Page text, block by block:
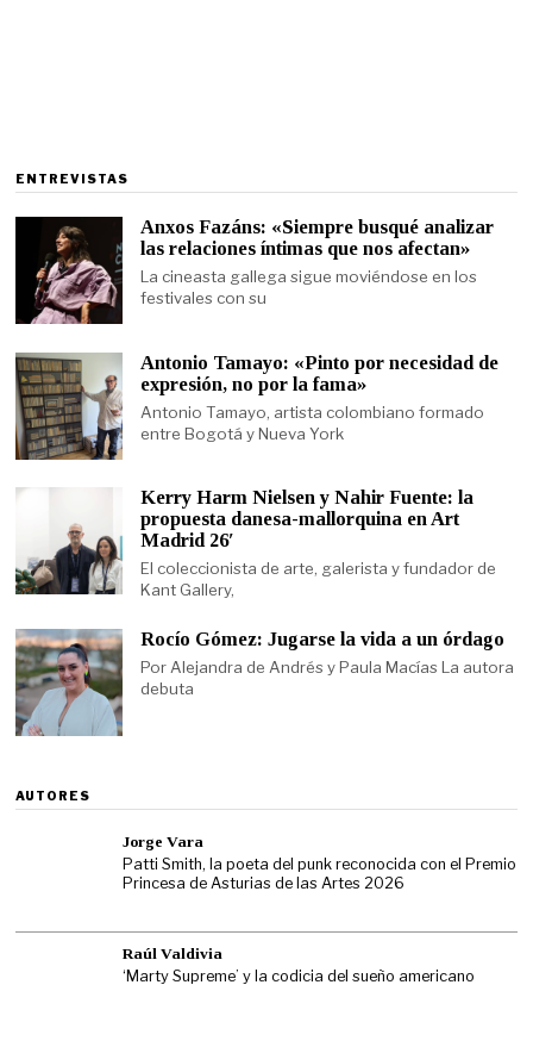
ENTREVISTAS
Anxos Fazáns: «Siempre busqué analizar
las relaciones íntimas que nos afectan»
La cineasta gallega sigue moviéndose en los
festivales con su
Antonio Tamayo: «Pinto por necesidad de
expresión, no por la fama»
Antonio Tamayo, artista colombiano formado
entre Bogotá y Nueva York
Kerry Harm Nielsen y Nahir Fuente: la
propuesta danesa-mallorquina en Art
Madrid 26′
El coleccionista de arte, galerista y fundador de
Kant Gallery,
Rocío Gómez: Jugarse la vida a un órdago
Por Alejandra de Andrés y Paula Macías La autora
debuta
AUTORES
Jorge Vara
Patti Smith, la poeta del punk reconocida con el Premio
Princesa de Asturias de las Artes 2026
Raúl Valdivia
‘Marty Supreme’ y la codicia del sueño americano